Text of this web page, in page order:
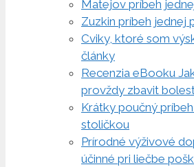
Matejov príbeh
Zuzkin príbeh jednej
Cviky, ktoré som
články
Recenzia eBooku
provždy zbavit
Krátky poučný
stoličkou
Prírodné výživové
účinné pri liečbe